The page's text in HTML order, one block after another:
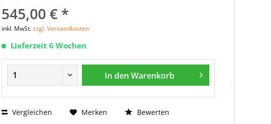
545,00 € *
inkl. MwSt.zzgl. Versandkosten
Lieferzeit 6 Wochen
In den Warenkorb
Vergleichen Merken Bewerten